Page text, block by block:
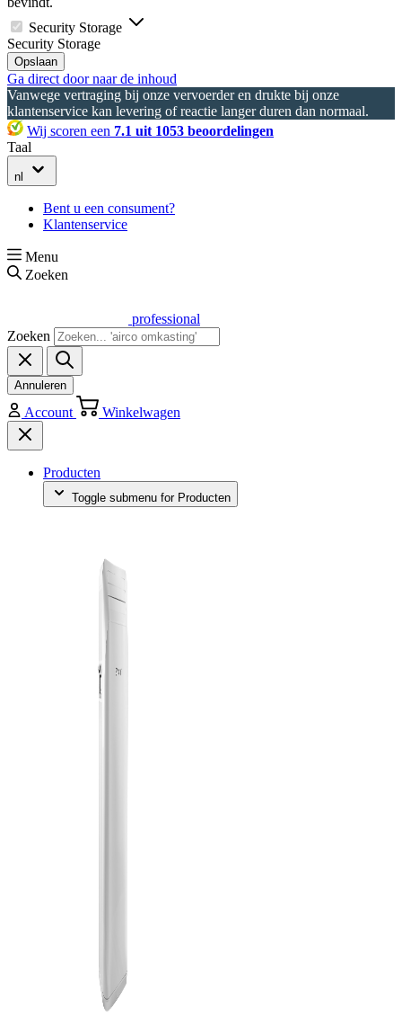
Security Storage
Security Storage
Opslaan
Ga direct door naar de inhoud
Vanwege vertraging bij onze vervoerder en drukte bij onze
klantenservice kan levering of reactie langer duren dan normaal.
Wij scoren een 7.1 uit 1053 beoordelingen
Taal
nl
Bent u een consument?
Klantenservice
Menu
Zoeken
professional
Zoeken
Annuleren
Account Winkelwagen
Producten
Toggle submenu for Producten